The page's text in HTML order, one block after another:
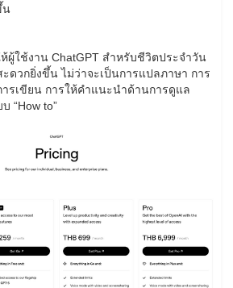
น
ผู้ใช้งาน ChatGPT สำหรับชีวิตประจำวัน
ดวกยิ่งขึ้น ไม่ว่าจะเป็นการแปลภาษา การ
ารเขียน การให้คำแนะนำด้านการดูแล
“How to”